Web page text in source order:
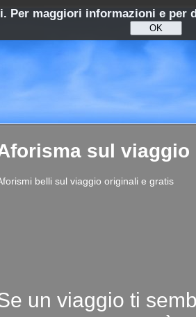
Per maggiori informazioni e
sul viaggio
belli sul viaggio originali e gratis
un viaggio ti